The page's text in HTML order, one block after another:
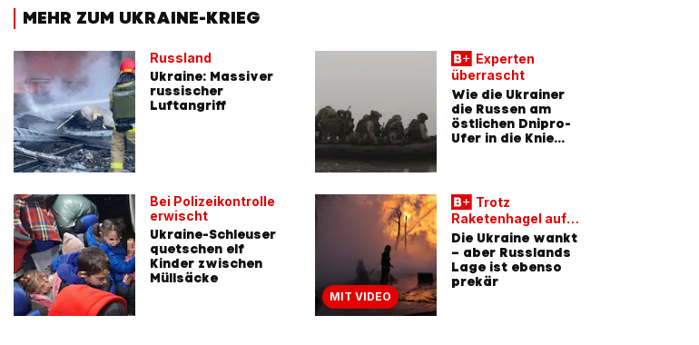
MEHR ZUM UKRAINE-KRIEG
Russland
Ukraine: Massiver
russischer
Luftangriff
Bei Polizeikontrolle
erwischt
Ukraine-Schleuser
quetschen elf
Kinder zwischen
Müllsäcke
Experten
überrascht
Wie die Ukrainer
die Russen am
östlichen Dnipro-
Ufer in die Knie
MIT VIDEO
Trotz
Raketenhagel auf
Kiew
Die Ukraine wankt
– aber Russlands
Lage ist ebenso
prekär